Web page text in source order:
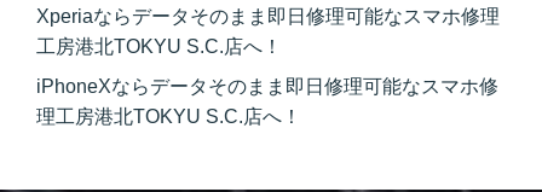
Xperiaならデータそのまま即日修理可能なスマホ修理
工房港北TOKYU S.C.店へ！
iPhoneXならデータそのまま即日修理可能なスマホ修
理工房港北TOKYU S.C.店へ！